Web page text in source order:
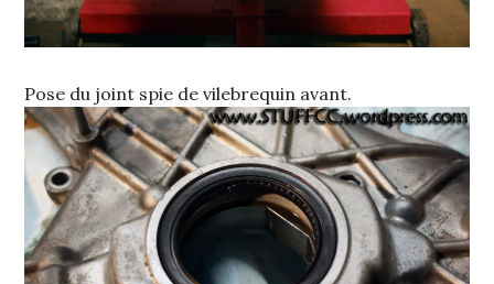
Pose du joint spie de vilebrequin avant.